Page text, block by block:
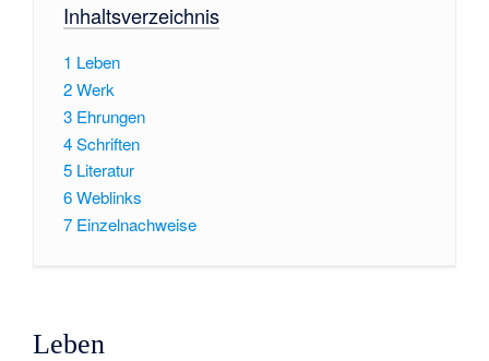
Inhaltsverzeichnis
1 Leben
2Werk
3 Ehrungen
4Schriften
5 Literatur
6Weblinks
7 Einzelnachweise
Leben